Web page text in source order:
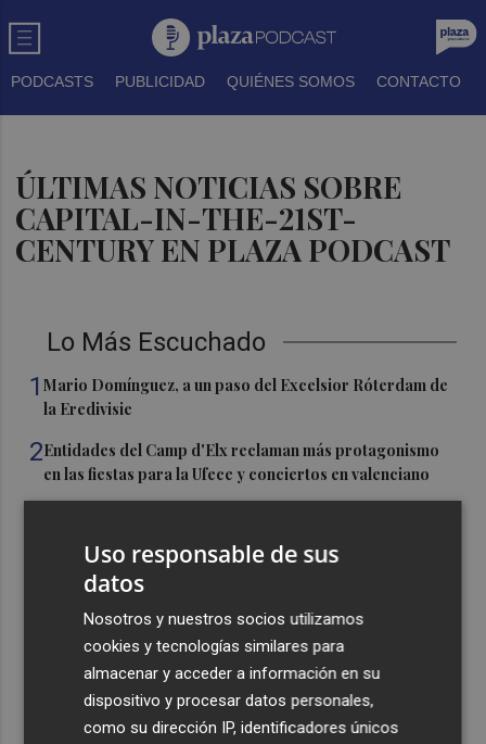
PODCASTS PUBLICIDAD QUIÉNES SOMOS CONTACTO
ÚLTIMAS NOTICIAS SOBRE
CAPITAL-IN-THE-21ST-
CENTURY EN PLAZA PODCAST
Lo Más Escuchado
1Mario Domínguez, a un paso del Excelsior Róterdam de
la Eredivisie
2Entidades del Camp d'Elx reclaman más protagonismo
en las fiestas para la Ufece y conciertos en valenciano
Valencia Basket abrirá la EuroLeague Women en casa
Fin a la racha de seis macrotrasvases del Tajo al Segura:
reducen el agua a 27 hm3 en septiembre por la caída de
las reservas
Uso responsable de sus
datos
Nosotros y nuestros socios utilizamos
cookies y tecnologías similares para
almacenar y acceder a información en su
dispositivo y procesar datos personales,
como su dirección IP, identificadores únicos